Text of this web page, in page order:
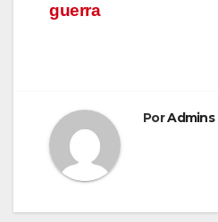
guerra
PorAdmins